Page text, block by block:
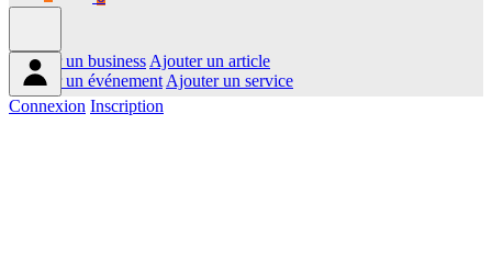
Ajouter un business Ajouter un article
Ajouter un événement Ajouter un service
Connexion Inscription